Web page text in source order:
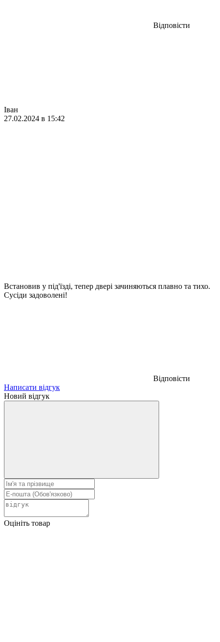
Відповісти
Іван
27.02.2024 в 15:42
Встановив у під'їзді, тепер двері зачиняються плавно та тихо.
Сусіди задоволені!
Відповісти
Написати відгук
Новий відгук
Оцініть товар